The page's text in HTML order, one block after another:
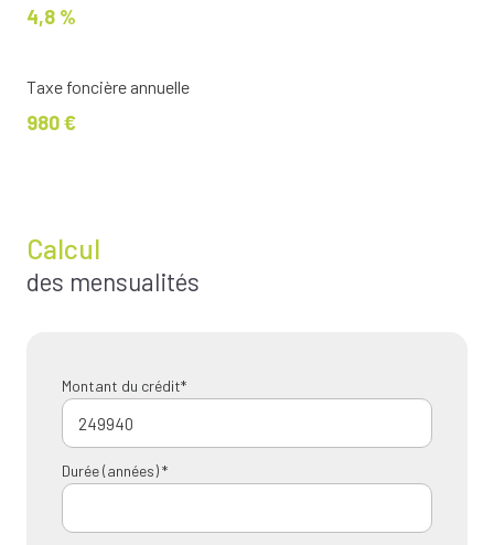
4,8 %
Taxe foncière annuelle
980 €
Calcul
des mensualités
Montant du crédit*
Durée (années) *